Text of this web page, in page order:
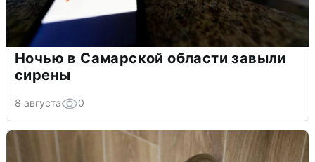
Ночью в Самарской области завыли
сирены
8 августа 0